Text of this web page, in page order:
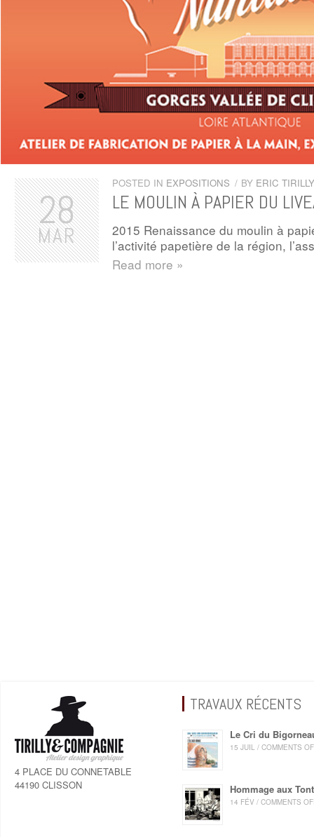
POSTED IN EXPOSITIONS / BY ERIC TIRILLY
LE MOULIN À PAPIER DU
2015 Renaissance du moulin à
l’activité papetière de la région,
Read more »
28
MAR
4 PLACE DU CONNETABLE
44190 CLISSON
TRAVAUX RÉCENTS
Le Cri du
15 JUIL / COMMENTS
Hommage aux
14 FÉV / COMMENTS